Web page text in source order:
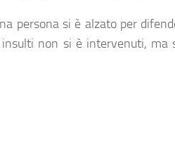
persona si è alzato per
non si è intervenuti, ma